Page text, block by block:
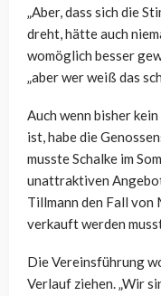
„Aber, dass sich die
dreht, hätte auch
womöglich besser
„aber wer weiß das
Auch wenn bisher
ist, habe die
musste Schalke im
unattraktiven
Tillmann den Fall von
verkauft werden
Die Vereinsführung
Verlauf ziehen. „Wir